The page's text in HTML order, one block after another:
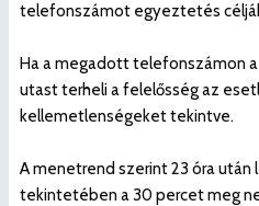
telefonszámot egyeztetés
Ha a megadott telefonszámon
utast terheli a felelősség az
kellemetlenségeket tekintve.
A menetrend szerint 23 óra után
tekintetében a 30 percet meg